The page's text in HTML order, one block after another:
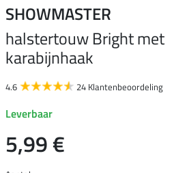
SHOWMASTER
halstertouw Bright met
karabijnhaak
4.6 24 Klantenbeoordeling
Leverbaar
5,99 €